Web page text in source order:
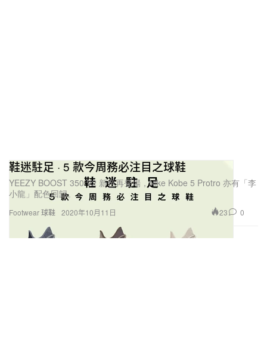
Footwear 球鞋
鞋迷駐足 · 5 款今周務必注目之球鞋
YEEZY BOOST 350 V2 新色再登場，Nike Kobe 5 Protro 亦有「李
小龍」配色回歸。
2020年10月11日 23 0